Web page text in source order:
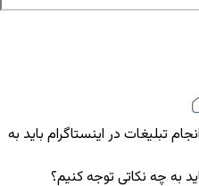
تبلیغات در اینستاگرام باید به
به چه نکاتی توجه کنیم؟